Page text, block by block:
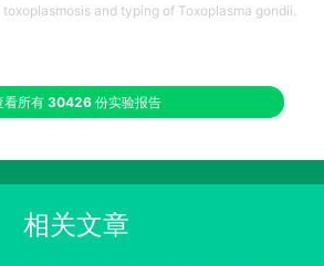
and typing of Toxoplasma gondii.
看所有 30426 份实验报告
相关文章